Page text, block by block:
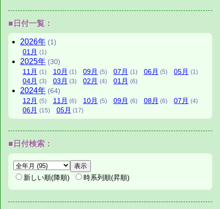
■日付一覧：
2026年 (1)
01 月 (1)
2025年 (30)
11 月 (1) 10月 (1) 09月 (5) 07 月 (1) 06月 (5) 05月 (1)
04月 (3) 03 月 (3) 02 月 (4) 01 月 (6)
2024年 (64)
12 月 (5) 11 月 (6) 10月 (5) 09月 (6) 08月 (6) 07 月 (4)
06月 (15) 05月 (17)
■日付検索：
新しい順(降順) 時系列順(昇順)